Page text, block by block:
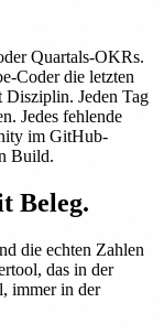
Quartals-OKRs.
Coder die letzten
Disziplin. Jeden Tag
Jedes fehlende
im GitHub-
Build.
Beleg.
die echten Zahlen
das in der
immer in der